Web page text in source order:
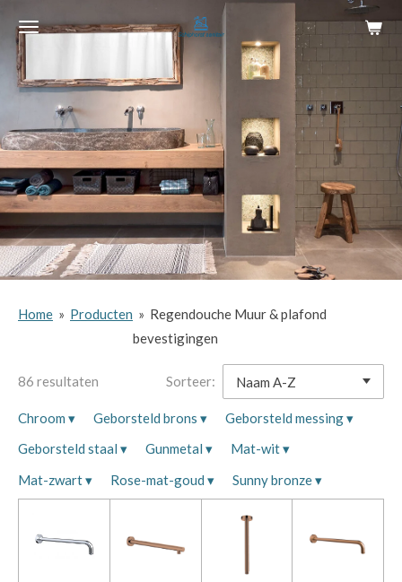
Ga
direct
naar
de
hoofdinhoud
Home » Producten » Regendouche Muur & plafond
bevestigingen
86 resultaten Sorteer:
Chroom ▾ Geborsteld brons ▾ Geborsteld messing▾
Geborsteld staal ▾ Gunmetal ▾ Mat-wit▾
Mat-zwart▾ Rose-mat-goud ▾ Sunny bronze▾